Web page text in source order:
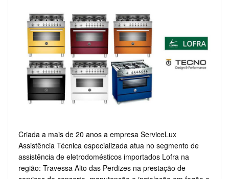
Criada a mais de 20 anos a empresa ServiceLux
Assistência Técnica especializada atua no segmento de
assistência de eletrodomésticos importados Lofra na
região: Travessa Alto das Perdizes na prestação de